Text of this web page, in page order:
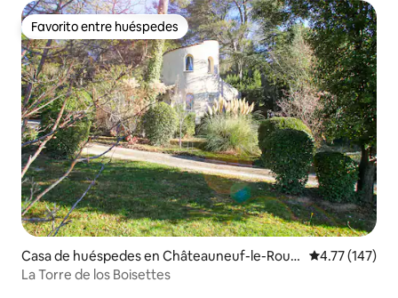
Favorito entre huéspedes
Favorito entre huéspedes
Casa de huéspedes en Châteauneuf-le-Roug
e
Calificación
4.77 (147)
La Torre de los Boisettes